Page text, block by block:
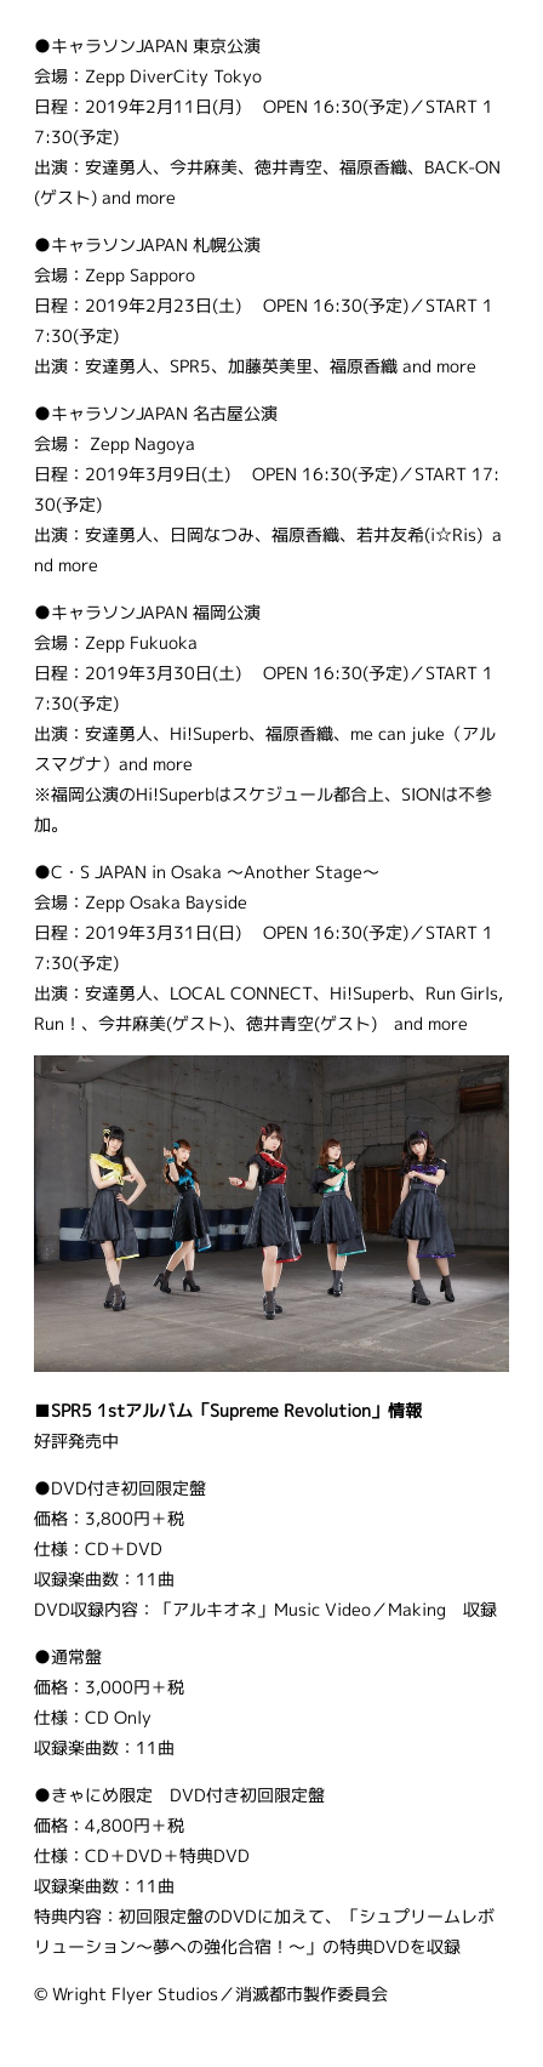
●キャラソンJAPAN 東京公演
会場：Zepp DiverCity Tokyo
日程：2019年2月11日(月) OPEN 16:30(予定)／START 1
7:30(予定)
出演：安達勇人、今井麻美、徳井青空、福原香織、BACK-ON
(ゲスト) and more
●キャラソンJAPAN 札幌公演
会場：Zepp Sapporo
日程：2019年2月23日(土) OPEN 16:30(予定)／START 1
7:30(予定)
出演：安達勇人、SPR5、加藤英美里、福原香織 and more
●キャラソンJAPAN 名古屋公演
会場： Zepp Nagoya
日程：2019年3月9日(土) OPEN 16:30(予定)／START 17:
30(予定)
出演：安達勇人、日岡なつみ、福原香織、若井友希(i☆Ris) a
nd more
●キャラソンJAPAN 福岡公演
会場：Zepp Fukuoka
日程：2019年3月30日(土) OPEN 16:30(予定)／START 1
7:30(予定)
出演：安達勇人、Hi!Superb、福原香織、me can juke（アル
スマグナ）and more
※福岡公演のHi!Superbはスケジュール都合上、SIONは不参
加。
●C・S JAPAN in Osaka 〜Another Stage〜
会場：Zepp Osaka Bayside
日程：2019年3月31日(日) OPEN 16:30(予定)／START 1
7:30(予定)
出演：安達勇人、LOCAL CONNECT、Hi!Superb、Run Girls,
Run！、今井麻美(ゲスト)、徳井青空(ゲスト) and more
■SPR5 1stアルバム「Supreme Revolution」情報
好評発売中
●DVD付き初回限定盤
価格：3,800円＋税
仕様：CD＋DVD
収録楽曲数：11曲
DVD収録内容：「アルキオネ」Music Video／Making 収録
●通常盤
価格：3,000円＋税
仕様：CD Only
収録楽曲数：11曲
●きゃにめ限定 DVD付き初回限定盤
価格：4,800円＋税
仕様：CD＋DVD＋特典DVD
収録楽曲数：11曲
特典内容：初回限定盤のDVDに加えて、「シュプリームレボ
リューション～夢への強化合宿！～」の特典DVDを収録
© Wright Flyer Studios／消滅都市製作委員会